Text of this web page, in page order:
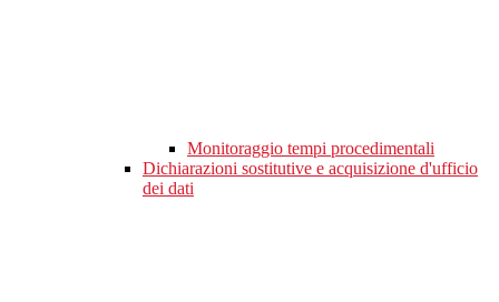
Monitoraggio tempi procedimentali
Dichiarazioni sostitutive e acquisizione d'ufficio
dei dati